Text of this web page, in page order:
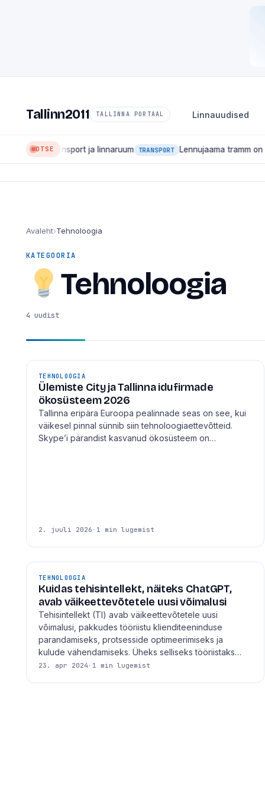
Tallinn2011 TALLINNA PORTAAL Linnauudised
OTSE
transport ja linnaruum TRANSPORT Lennujaama tramm on
Avaleht›Tehnoloogia
KATEGOORIA
Tehnoloogia
4 uudist
TEHNOLOOGIA
Ülemiste City ja Tallinna idufirmade
ökosüsteem 2026
Tallinna eripära Euroopa pealinnade seas on see, kui
väikesel pinnal sünnib siin tehnoloogiaettevõtteid.
Skype’i pärandist kasvanud ökosüsteem on…
2. juuli 2026 · 1 min lugemist
TEHNOLOOGIA
Kuidas tehisintellekt, näiteks ChatGPT,
avab väikeettevõtetele uusi võimalusi
Tehisintellekt (TI) avab väikeettevõtetele uusi
võimalusi, pakkudes tööriistu klienditeeninduse
parandamiseks, protsesside optimeerimiseks ja
kulude vähendamiseks. Üheks selliseks tööriistaks…
23. apr 2024 · 1 min lugemist